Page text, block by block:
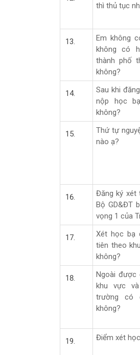
thì thủ tục
Em không
không có
thành phố
không?
Sau khi
nộp học
không?
Thứ tự
nào ạ?
Đăng ký xét
Bộ GD&ĐT
vọng 1 của
Xét học bạ
tiên theo
không?
Ngoài được
khu vực
trường có
không?
Điểm xét